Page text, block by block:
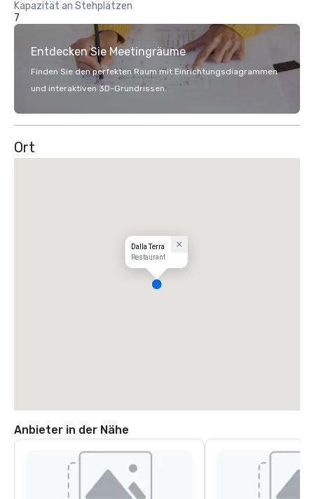
Kapazität an Stehplätzen
7
Entdecken Sie Meetingräume
Finden Sie den perfekten Raum mit Einrichtungsdiagrammen
und interaktiven 3D-Grundrissen.
Ort
Dalla Terra
Restaurant
Anbieter in der Nähe